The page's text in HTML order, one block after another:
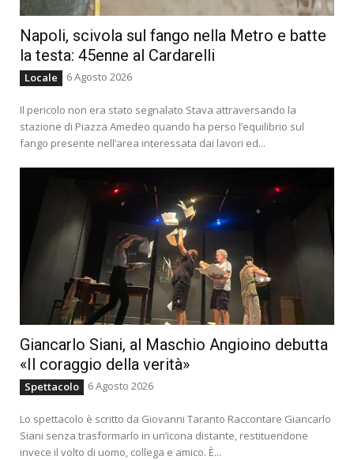
Napoli, scivola sul fango nella Metro e batte
la testa: 45enne al Cardarelli
Locale 6 Agosto 2026
Il pericolo non era stato segnalato Stava attraversando la
stazione di Piazza Amedeo quando ha perso l’equilibrio sul
fango presente nell’area interessata dai lavori ed...
Giancarlo Siani, al Maschio Angioino debutta
«Il coraggio della verità»
Spettacolo 6 Agosto 2026
Lo spettacolo è scritto da Giovanni Taranto Raccontare Giancarlo
Siani senza trasformarlo in un’icona distante, restituendone
invece il volto di uomo, collega e amico. È...